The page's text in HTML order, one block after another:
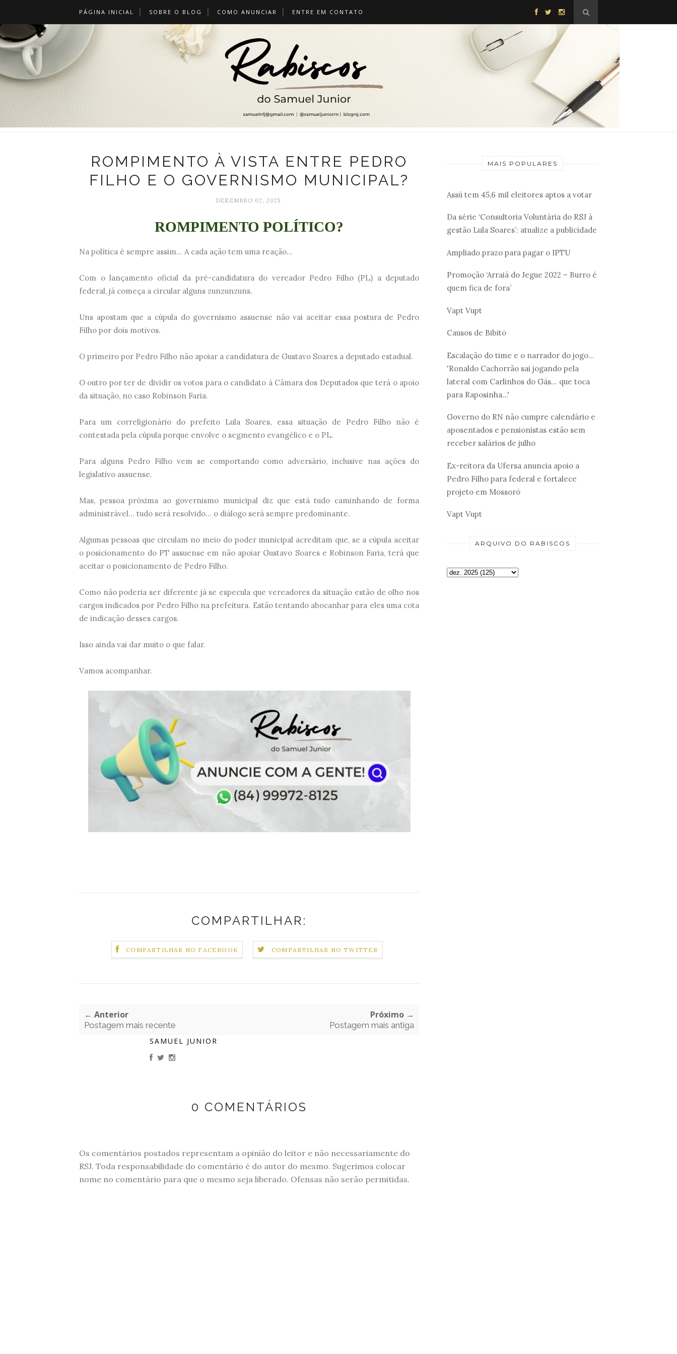
PÁGINA INICIAL SOBRE O BLOG COMO ANUNCIAR ENTRE EM CONTATO
ROMPIMENTO À VISTA ENTRE PEDRO
FILHO E O GOVERNISMO MUNICIPAL?
DEZEMBRO 02, 2025
ROMPIMENTO POLÍTICO?
Na política é sempre assim... A cada ação tem uma reação...
Com o lançamento oficial da pré-candidatura do vereador Pedro Filho (PL) a deputado
federal, já começa a circular alguns zunzunzuns.
Uns apostam que a cúpula do governismo assuense não vai aceitar essa postura de Pedro
Filho por dois motivos.
O primeiro por Pedro Filho não apoiar a candidatura de Gustavo Soares a deputado estadual.
O outro por ter de dividir os votos para o candidato à Câmara dos Deputados que terá o apoio
da situação, no caso Robinson Faria.
Para um correligionário do prefeito Lula Soares, essa situação de Pedro Filho não é
contestada pela cúpula porque envolve o segmento evangélico e o PL.
Para alguns Pedro Filho vem se comportando como adversário, inclusive nas ações do
legislativo assuense.
Mas, pessoa próxima ao governismo municipal diz que está tudo caminhando de forma
administrável... tudo será resolvido... o diálogo será sempre predominante.
Algumas pessoas que circulam no meio do poder municipal acreditam que, se a cúpula aceitar
o posicionamento do PT assuense em não apoiar Gustavo Soares e Robinson Faria, terá que
aceitar o posicionamento de Pedro Filho.
Como não poderia ser diferente já se especula que vereadores da situação estão de olho nos
cargos indicados por Pedro Filho na prefeitura. Estão tentando abocanhar para eles uma cota
de indicação desses cargos.
Isso ainda vai dar muito o que falar.
Vamos acompanhar.
COMPARTILHAR:
COMPARTILHAR NO FACEBOOK COMPARTILHAR NO TWITTER
← Anterior
Postagem mais recente
Próximo →
Postagem mais antiga
SAMUEL JUNIOR
0 COMENTÁRIOS
Os comentários postados representam a opinião do leitor e não necessariamente do
RSJ. Toda responsabilidade do comentário é do autor do mesmo. Sugerimos colocar
nome no comentário para que o mesmo seja liberado. Ofensas não serão permitidas.
MAIS POPULARES
Assú tem 45,6 mil eleitores aptos a votar
Da série ‘Consultoria Voluntária do RSJ à
gestão Lula Soares’: atualize a publicidade
Ampliado prazo para pagar o IPTU
Promoção ‘Arraiá do Jegue 2022 – Burro é
quem fica de fora’
Vapt Vupt
Causos de Bibito
Escalação do time e o narrador do jogo...
'Ronaldo Cachorrão sai jogando pela
lateral com Carlinhos do Gás... que toca
para Raposinha...'
Governo do RN não cumpre calendário e
aposentados e pensionistas estão sem
receber salários de julho
Ex-reitora da Ufersa anuncia apoio a
Pedro Filho para federal e fortalece
projeto em Mossoró
Vapt Vupt
ARQUIVO DO RABISCOS